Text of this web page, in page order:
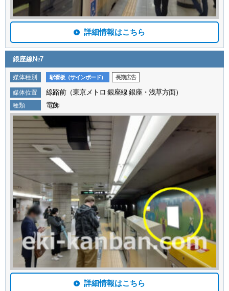
詳細情報はこちら
銀座線№7
媒体種別 駅看板（サインボード） 長期広告
媒体位置 線路前（東京メトロ 銀座線 銀座・浅草方面）
種類 電飾
詳細情報はこちら